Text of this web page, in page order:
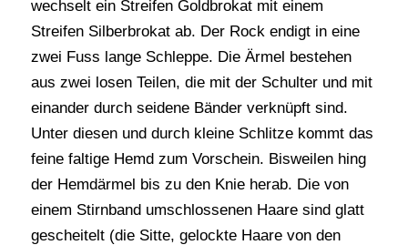
wechselt ein Streifen Goldbrokat mit einem
Streifen Silberbrokat ab. Der Rock endigt in eine
zwei Fuss lange Schleppe. Die Ärmel bestehen
aus zwei losen Teilen, die mit der Schulter und mit
einander durch seidene Bänder verknüpft sind.
Unter diesen und durch kleine Schlitze kommt das
feine faltige Hemd zum Vorschein. Bisweilen hing
der Hemdärmel bis zu den Knie herab. Die von
einem Stirnband umschlossenen Haare sind glatt
gescheitelt (die Sitte, gelockte Haare von den